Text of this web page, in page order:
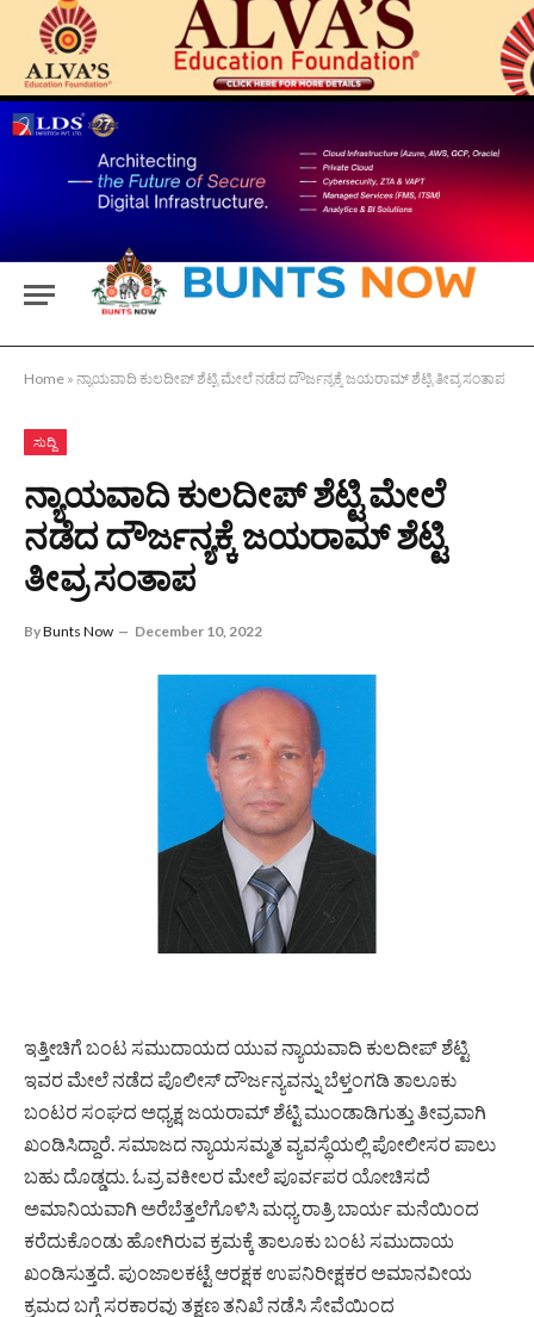
Home » ನ್ಯಾಯವಾದಿ ಕುಲದೀಪ್ ಶೆಟ್ಟಿ ಮೇಲೆ ನಡೆದ ದೌರ್ಜನ್ಯಕ್ಕೆ ಜಯರಾಮ್ ಶೆಟ್ಟಿ ತೀವ್ರ ಸಂತಾಪ
ಸುದ್ದಿ
ನ್ಯಾಯವಾದಿ ಕುಲದೀಪ್ ಶೆಟ್ಟಿ ಮೇಲೆ
ನಡೆದ ದೌರ್ಜನ್ಯಕ್ಕೆ ಜಯರಾಮ್ ಶೆಟ್ಟಿ
ತೀವ್ರ ಸಂತಾಪ
ByBunts Now December 10, 2022
ಇತ್ತೀಚಿಗೆ ಬಂಟ ಸಮುದಾಯದ ಯುವ ನ್ಯಾಯವಾದಿ ಕುಲದೀಪ್ ಶೆಟ್ಟಿ
ಇವರ ಮೇಲೆ ನಡೆದ ಪೊಲೀಸ್ ದೌರ್ಜನ್ಯವನ್ನು ಬೆಳ್ತಂಗಡಿ ತಾಲೂಕು
ಬಂಟರ ಸಂಘದ ಅಧ್ಯಕ್ಷ ಜಯರಾಮ್ ಶೆಟ್ಟಿ ಮುಂಡಾಡಿಗುತ್ತು ತೀವ್ರವಾಗಿ
ಖಂಡಿಸಿದ್ದಾರೆ. ಸಮಾಜದ ನ್ಯಾಯಸಮ್ಮತ ವ್ಯವಸ್ಥೆಯಲ್ಲಿ ಪೋಲೀಸರ ಪಾಲು
ಬಹು ದೊಡ್ಡದು. ಓವ್ರ ವಕೀಲರ ಮೇಲೆ ಪೂರ್ವಪರ ಯೋಚಿಸದೆ
ಅಮಾನಿಯವಾಗಿ ಅರೆಬೆತ್ತಲೆಗೊಳಿಸಿ ಮಧ್ಯ ರಾತ್ರಿ ಬಾರ್ಯ ಮನೆಯಿಂದ
ಕರೆದುಕೊಂಡು ಹೋಗಿರುವ ಕ್ರಮಕ್ಕೆ ತಾಲೂಕು ಬಂಟ ಸಮುದಾಯ
ಖಂಡಿಸುತ್ತದೆ. ಪುಂಜಾಲಕಟ್ಟೆ ಆರಕ್ಷಕ ಉಪನಿರೀಕ್ಷಕರ ಅಮಾನವೀಯ
ಕ್ರಮದ ಬಗ್ಗೆ ಸರಕಾರವು ತಕ್ಷಣ ತನಿಖೆ ನಡೆಸಿ ಸೇವೆಯಿಂದ